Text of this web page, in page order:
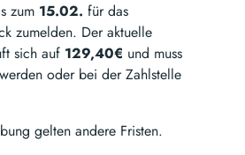
zum 15.02. für das
zumelden. Der aktuelle
sich auf 129,40€ und muss
oder bei der Zahlstelle
gelten andere Fristen.